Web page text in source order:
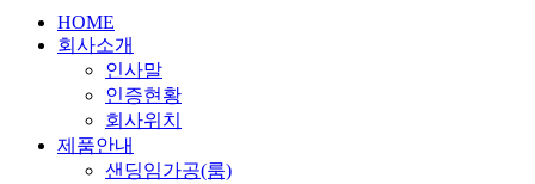
HOME
회사소개
인사말
인증현황
회사위치
제품안내
샌딩임가공(룸)